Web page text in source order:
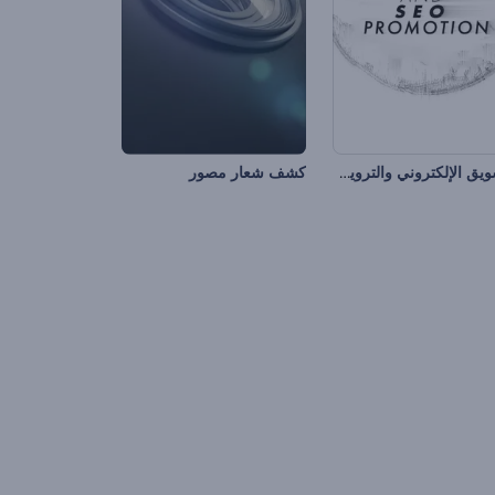
التسويق الإلكتروني والترويج مع تعزيز محرك البحث كشف شعار مصور